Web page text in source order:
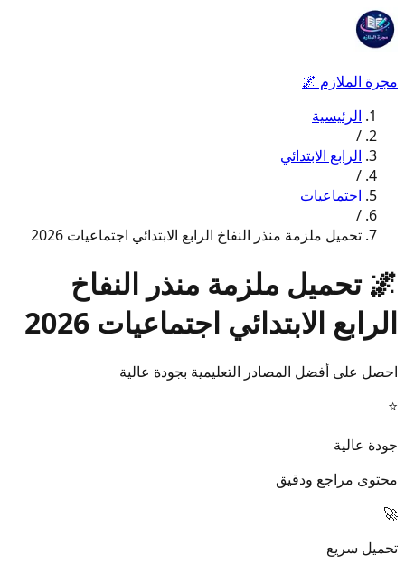
مجرة الملازم 🌌
الرئيسية
/
الرابع الابتدائي
/
اجتماعيات
/
تحميل ملزمة منذر النفاخ الرابع الابتدائي اجتماعيات 2026
🌌 تحميل ملزمة منذر النفاخ
الرابع الابتدائي اجتماعيات 2026
احصل على أفضل المصادر التعليمية بجودة عالية
⭐
جودة عالية
محتوى مراجع ودقيق
🚀
تحميل سريع